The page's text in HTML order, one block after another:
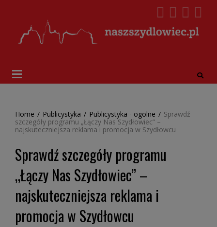
Home / Publicystyka / Publicystyka - ogolne / Sprawdź
szczegóły programu „Łączy Nas Szydłowiec” –
najskuteczniejsza reklama i promocja w Szydłowcu
Sprawdź szczegóły programu
„Łączy Nas Szydłowiec” –
najskuteczniejsza reklama i
promocja w Szydłowcu